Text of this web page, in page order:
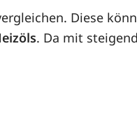
Diese
. Da mit